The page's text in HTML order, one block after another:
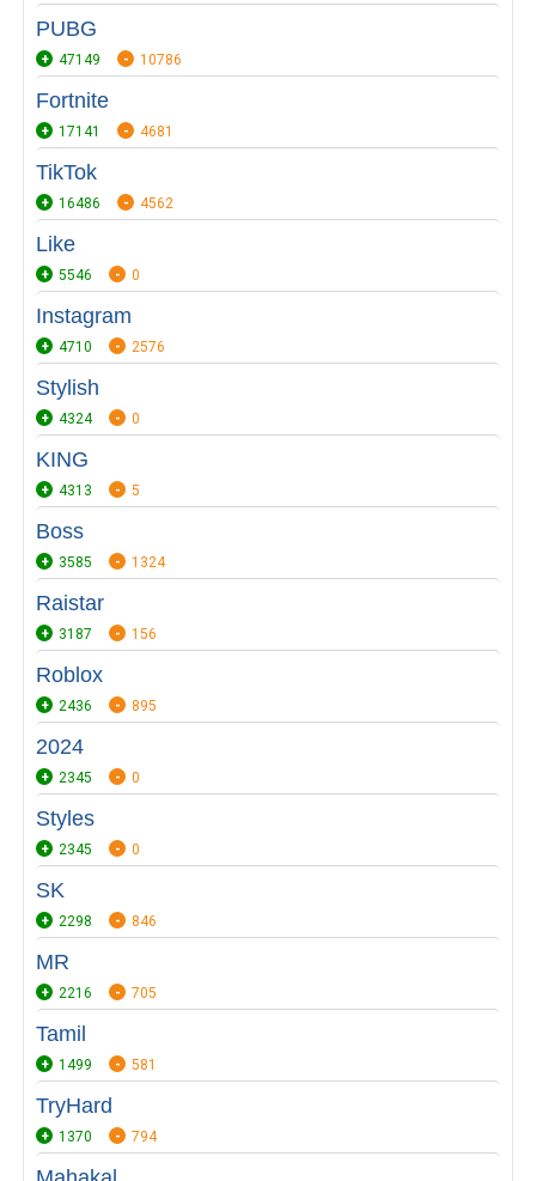
PUBG
47149 10786
Fortnite
17141 4681
TikTok
16486 4562
Like
5546 0
Instagram
4710 2576
Stylish
4324 0
KING
4313 5
Boss
3585 1324
Raistar
3187 156
Roblox
2436 895
2024
2345 0
Styles
2345 0
SK
2298 846
MR
2216 705
Tamil
1499 581
TryHard
1370 794